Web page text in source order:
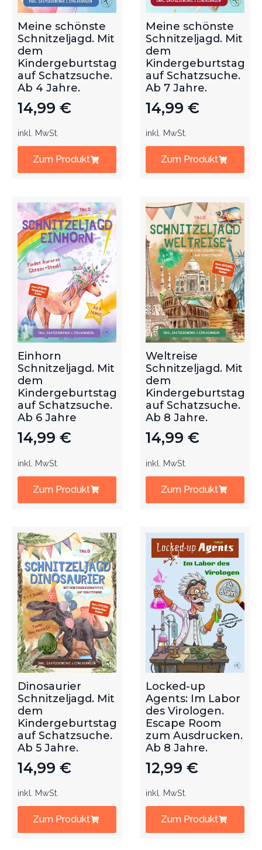
Meine schönste
Schnitzeljagd. Mit
dem
Kindergeburtstag
auf Schatzsuche.
Ab 4 Jahre.
14,99 €
inkl. MwSt.
Zum Produkt
Meine schönste
Schnitzeljagd. Mit
dem
Kindergeburtstag
auf Schatzsuche.
Ab 7 Jahre.
14,99 €
inkl. MwSt.
Zum Produkt
Einhorn
Schnitzeljagd. Mit
dem
Kindergeburtstag
auf Schatzsuche.
Ab 6 Jahre
14,99 €
inkl. MwSt.
Zum Produkt
Weltreise
Schnitzeljagd. Mit
dem
Kindergeburtstag
auf Schatzsuche.
Ab 8 Jahre.
14,99 €
inkl. MwSt.
Zum Produkt
Dinosaurier
Schnitzeljagd. Mit
dem
Kindergeburtstag
auf Schatzsuche.
Ab 5 Jahre.
14,99 €
inkl. MwSt.
Zum Produkt
Locked-up
Agents: Im Labor
des Virologen.
Escape Room
zum Ausdrucken.
Ab 8 Jahre.
12,99 €
inkl. MwSt.
Zum Produkt